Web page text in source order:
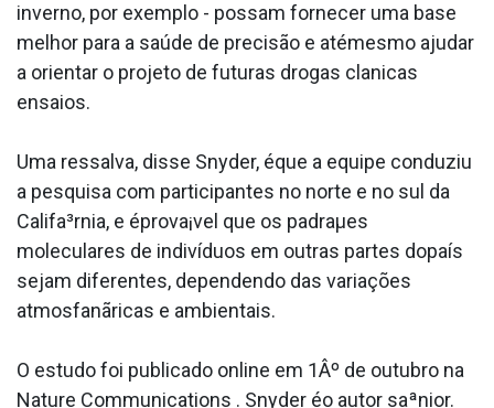
inverno, por exemplo - possam fornecer uma base
melhor para a saúde de precisão e atémesmo ajudar
a orientar o projeto de futuras drogas cla­nicas
ensaios.
Uma ressalva, disse Snyder, éque a equipe conduziu
a pesquisa com participantes no norte e no sul da
Califa³rnia, e éprova¡vel que os padraµes
moleculares de indivíduos em outras partes dopaís
sejam diferentes, dependendo das variações
atmosfanãricas e ambientais.
O estudo foi publicado online em 1Âº de outubro na
Nature Communications . Snyder éo autor saªnior.